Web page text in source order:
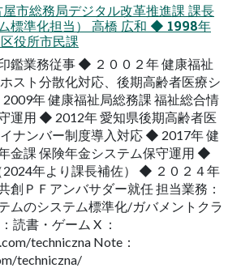
市総務局デジタル改革推進課 課長
標準化担当） 高橋 広和 ◆ 1998年
役所市民課
鑑業務従事 ◆ ２００２年 健康福祉
スト分散化対応、後期高齢者医療シ
年 健康福祉局総務課 福祉総合情
運用 ◆ 2012年 愛知県後期高齢者医
ナンバー制度導入対応 ◆ 2017年 健
金課 保険年金システム保守運用 ◆
2024年より課長補佐） ◆ ２０２４年
創ＰＦアンバサダー就任 担当業務：
ムのシステム標準化/ガバメントクラ
読書・ゲーム X ：
techniczna Note：
techniczna/